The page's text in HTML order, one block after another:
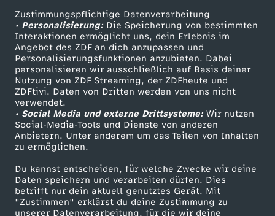
Zustimmungspflichtige Datenverarbeitung
• Personalisierung:Die Speicherung von bestimmten
Interaktionen ermöglicht uns, dein Erlebnis im
Angebot des ZDF an dich anzupassen und
Personalisierungsfunktionen anzubieten. Dabei
personalisieren wir ausschließlich auf Basis deiner
Nutzung von ZDF Streaming, der ZDFheute und
ZDFtivi. Daten von Dritten werden von uns nicht
verwendet.
• Social Media und externe Drittsysteme:Wir nutzen
Social-Media-Tools und Dienste von anderen
Anbietern. Unter anderem um das Teilen von Inhalten
zu ermöglichen.
Du kannst entscheiden, für welche Zwecke wir deine
Daten speichern und verarbeiten dürfen. Dies
betrifft nur dein aktuell genutztes Gerät. Mit
"Zustimmen" erklärst du deine Zustimmung zu
unserer Datenverarbeitung, für die wir deine
D
e
u
t
s
c
h
Livestreams
Sendungen A-Z
TV-Programm
Zuschauerservice
Hilfe
ZDF Unternehmen
Karriere
ZDF goes Schule
Werbefernsehen